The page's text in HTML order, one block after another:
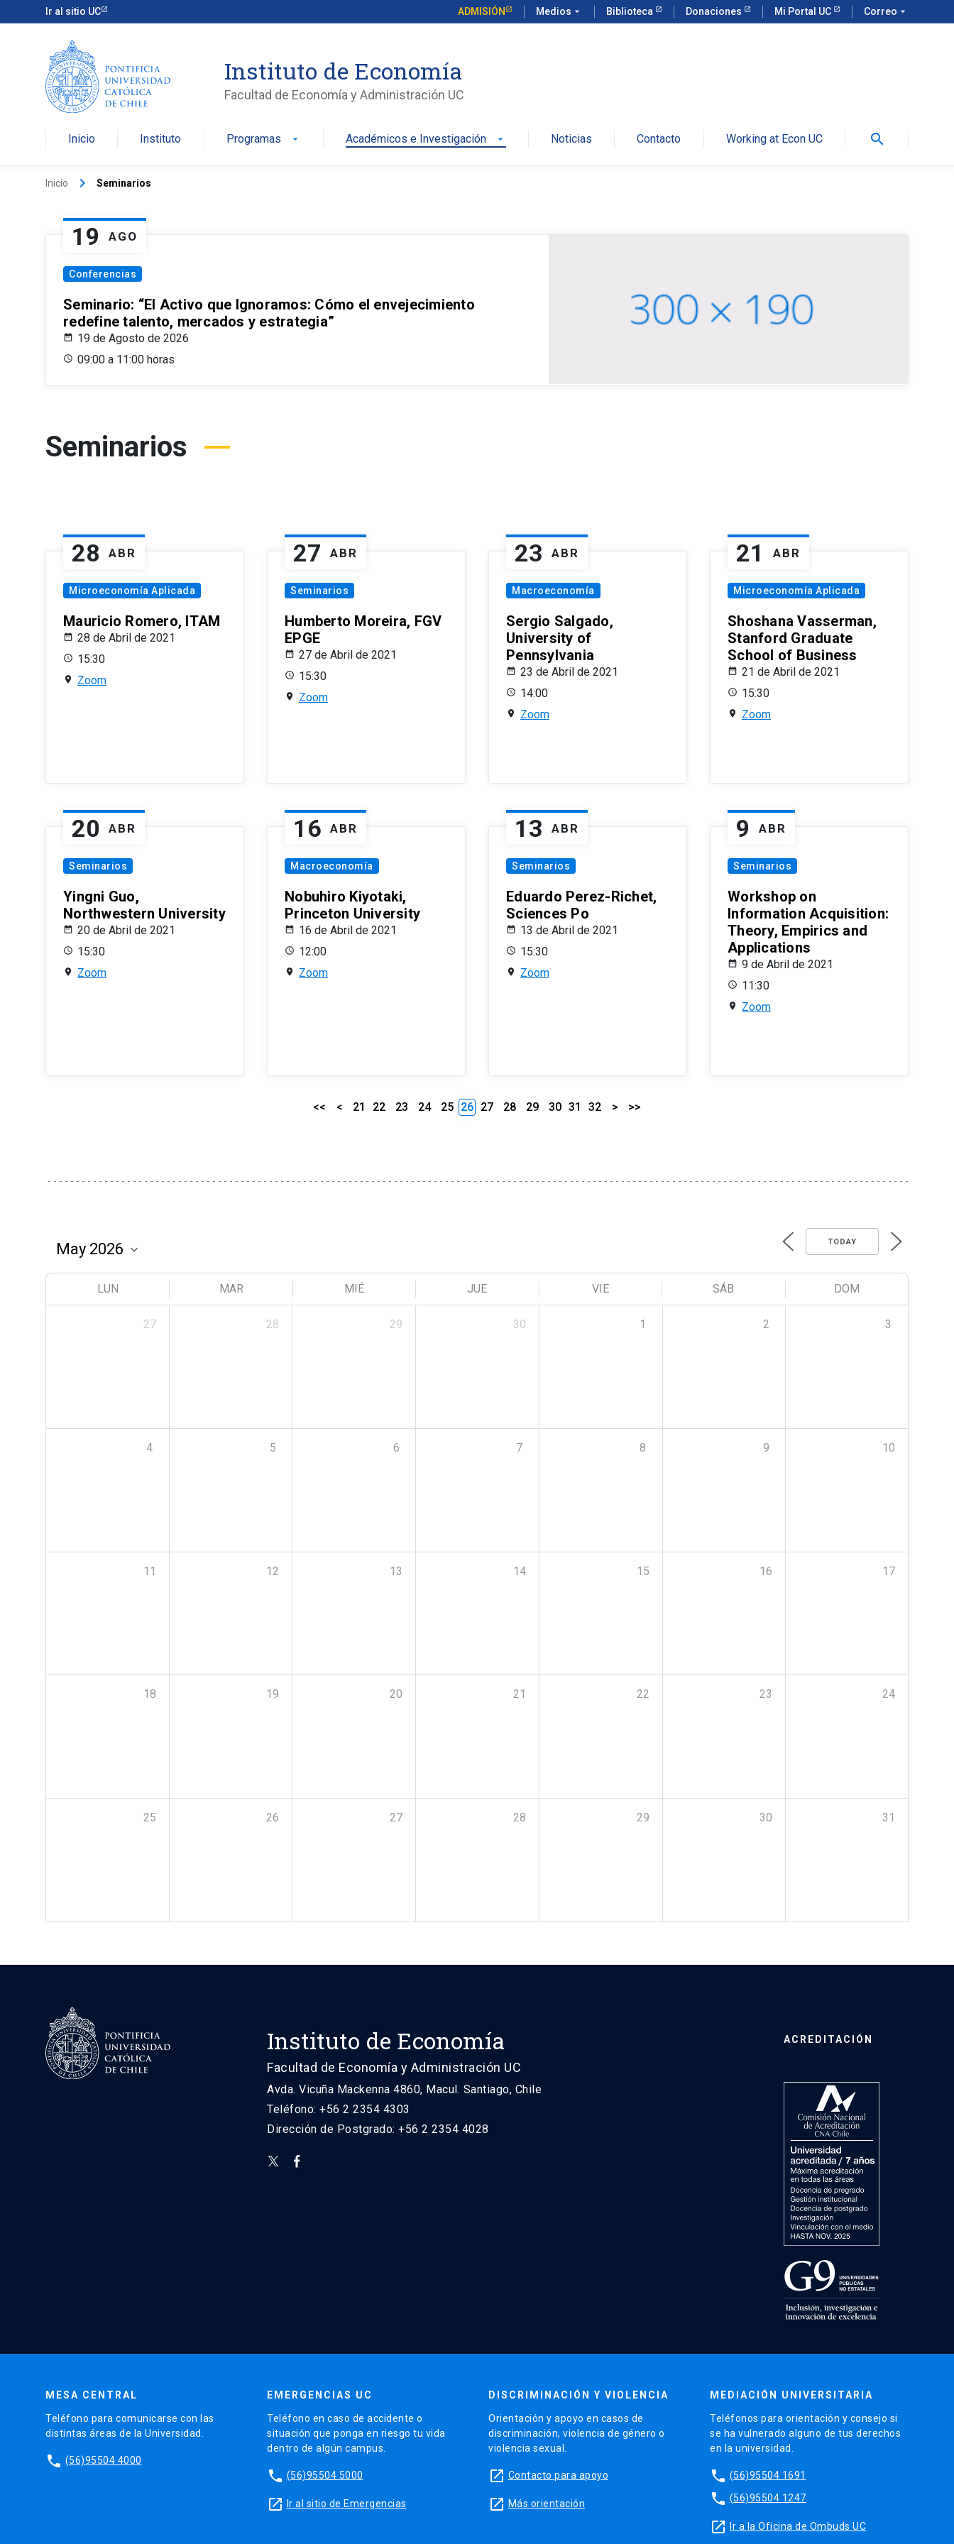
Ir al sitio UC ADMISIÓN Medios arrow_drop_down Biblioteca Donaciones Mi Portal UC Correo arrow_drop_down
Instituto de Economía
Facultad de Economía y Administración UC
Inicio Instituto Programas arrow_drop_down Académicos e Investigación arrow_drop_down Noticias Contacto Working at Econ UC search
Inicio keyboard_arrow_right Seminarios
19 AGO
Conferencias
Seminario: “El Activo que Ignoramos: Cómo el envejecimiento
redefine talento, mercados y estrategia”
19 de Agosto de 2026
09:00 a 11:00 horas
Seminarios
28 ABR
Microeconomía Aplicada
Mauricio Romero, ITAM
28 de Abril de 2021
15:30
Zoom
27 ABR
Seminarios
Humberto Moreira, FGV
EPGE
27 de Abril de 2021
15:30
Zoom
23 ABR
Macroeconomía
Sergio Salgado,
University of
Pennsylvania
23 de Abril de 2021
14:00
Zoom
21 ABR
Microeconomía Aplicada
Shoshana Vasserman,
Stanford Graduate
School of Business
21 de Abril de 2021
15:30
Zoom
20 ABR
Seminarios
Yingni Guo,
Northwestern University
20 de Abril de 2021
15:30
Zoom
16 ABR
Macroeconomía
Nobuhiro Kiyotaki,
Princeton University
16 de Abril de 2021
12:00
Zoom
13 ABR
Seminarios
Eduardo Perez-Richet,
Sciences Po
13 de Abril de 2021
15:30
Zoom
9 ABR
Seminarios
Workshop on
Information Acquisition:
Theory, Empirics and
Applications
9 de Abril de 2021
11:30
Zoom
<< < 21 22 23 24 25 26 27 28 29 30 31 32 > >>
TODAY
LUN MAR MIÉ JUE VIE SÁB DOM
27 28 29 30 1 2 3
4 5 6 7 8 9 10
11 12 13 14 15 16 17
18 19 20 21 22 23 24
25 26 27 28 29 30 31
Instituto de Economía
Facultad de Economía y Administración UC
Avda. Vicuña Mackenna 4860, Macul. Santiago, Chile
Teléfono: +56 2 2354 4303
Dirección de Postgrado: +56 2 2354 4028
ACREDITACIÓN
MESA CENTRAL
Teléfono para comunicarse con las
distintas áreas de la Universidad.
phone (56)95504 4000
EMERGENCIAS UC
Teléfono en caso de accidente o
situación que ponga en riesgo tu vida
dentro de algún campus.
phone (56)95504 5000
launch Ir al sitio de Emergencias
DISCRIMINACIÓN Y VIOLENCIA
Orientación y apoyo en casos de
discriminación, violencia de género o
violencia sexual.
launch Contacto para apoyo
launch Más orientación
MEDIACIÓN UNIVERSITARIA
Teléfonos para orientación y consejo si
se ha vulnerado alguno de tus derechos
en la universidad.
phone (56)95504 1691
phone (56)95504 1247
launch Ir a la Oficina de Ombuds UC